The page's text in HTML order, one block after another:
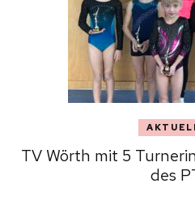
TV Wörth mit 5
des